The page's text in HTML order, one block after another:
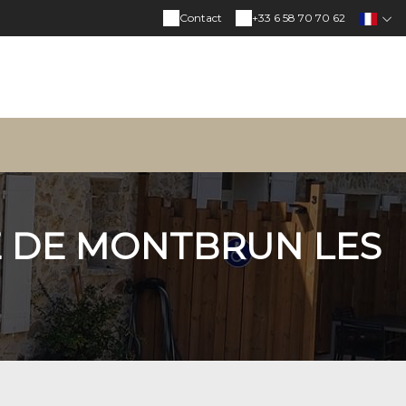
+33 6 58 70 70 62
Contact
DE MONTBRUN LES